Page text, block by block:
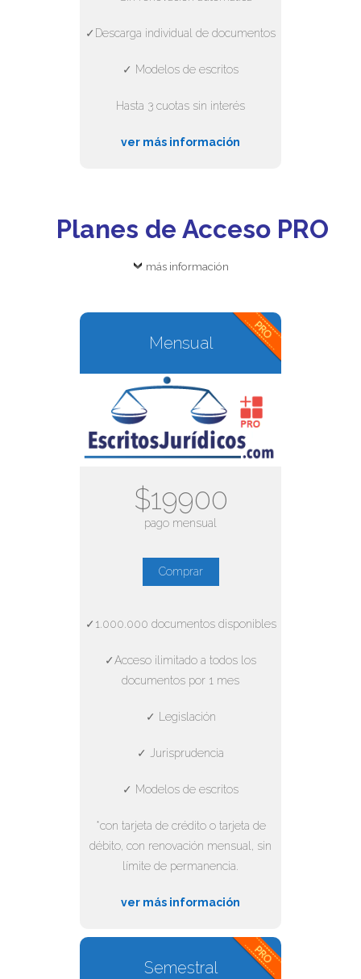
✓Descarga individual de documentos
✓ Modelos de escritos
Hasta 3 cuotas sin interés
ver más información
Planes de Acceso PRO
más información
Mensual
$19900
pago mensual
Comprar
✓1.000.000 documentos disponibles
✓Acceso ilimitado a todos los
documentos por 1 mes
✓ Legislación
✓ Jurisprudencia
✓ Modelos de escritos
*con tarjeta de crédito o tarjeta de
débito, con renovación mensual, sin
límite de permanencia.
ver más información
Semestral